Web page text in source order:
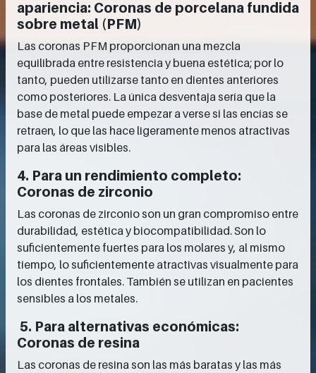
apariencia: Coronas de porcelana fundida
sobre metal (PFM)
Las coronas PFM proporcionan una mezcla
equilibrada entre resistencia y buena estética; por lo
tanto, pueden utilizarse tanto en dientes anteriores
como posteriores. La única desventaja sería que la
base de metal puede empezar a verse si las encías se
retraen, lo que las hace ligeramente menos atractivas
para las áreas visibles.
4. Para un rendimiento completo:
Coronas de zirconio
Las coronas de zirconio son un gran compromiso entre
durabilidad, estética y biocompatibilidad. Son lo
suficientemente fuertes para los molares y, al mismo
tiempo, lo suficientemente atractivas visualmente para
los dientes frontales. También se utilizan en pacientes
sensibles a los metales.
5. Para alternativas económicas:
Coronas de resina
Las coronas de resina son las más baratas y las más